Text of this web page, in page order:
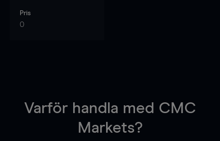
Pris
0
Varför handla med CMC
Markets?